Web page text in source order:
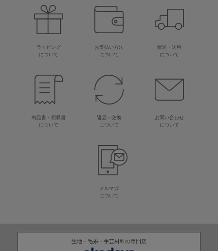
ラッピング
について
お支払い方法
について
配送・送料
について
納品書・領収書
について
返品・交換
について
お問い合わせ
について
メルマガ
について
生地・毛糸・手芸材料の専門店